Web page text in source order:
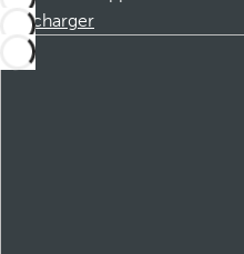
Télécharger